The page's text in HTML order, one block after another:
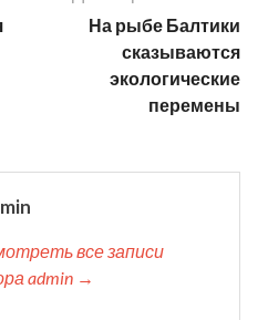
На рыбе Балтики
сказываются
экологические
перемены
все записи
admin →